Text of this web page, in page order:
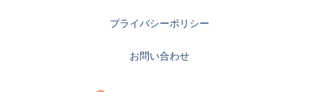
プライバシーポリシー
お問い合わせ